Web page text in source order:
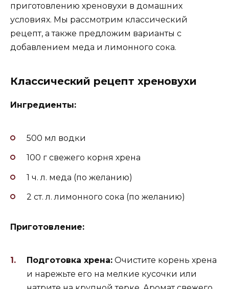
приготовлению хреновухи в домашних
условиях. Мы рассмотрим классический
рецепт, а также предложим варианты с
добавлением меда и лимонного сока.
Классический рецепт хреновухи
Ингредиенты:
500 мл водки
100 г свежего корня хрена
1 ч. л. меда (по желанию)
2 ст. л. лимонного сока (по желанию)
Приготовление:
Подготовка хрена: Очистите корень хрена
и нарежьте его на мелкие кусочки или